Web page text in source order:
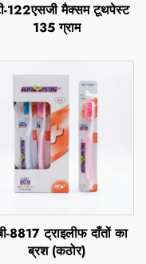
122एसजी मैक्सम टूथपेस्ट
135 ग्राम
8817 ट्राइलीफ दाँतों का
ब्रश (कठोर)